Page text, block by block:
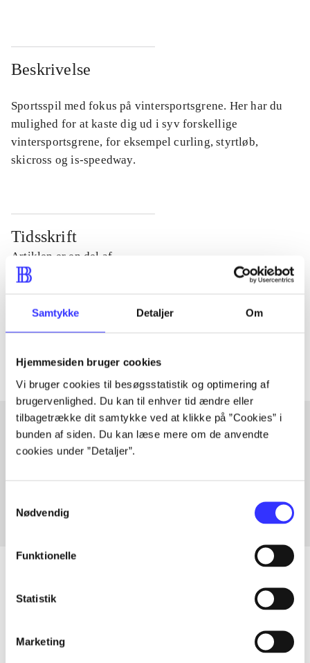
Samtykke Detaljer Om
Hjemmesiden bruger cookies
Vi bruger cookies til besøgsstatistik og optimering af
brugervenlighed. Du kan til enhver tid ændre eller
tilbagetrække dit samtykke ved at klikke på ”Cookies” i
bunden af siden. Du kan læse mere om de anvendte
cookies under ”Detaljer”.
Nødvendig
Funktionelle
Statistik
Marketing
Beskrivelse
Sportsspil med fokus på vintersportsgrene. Her har du
mulighed for at kaste dig ud i syv forskellige
vintersportsgrene, for eksempel curling, styrtløb,
skicross og is-speedway.
Tidsskrift
Artiklen er en del af
Tidsskrift
Artiklerne i handler ofte om
Artikler med samme emner